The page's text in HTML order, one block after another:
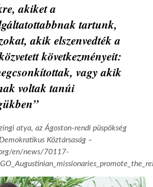
akiket a
tartunk,
akik elszenvedték a
következményeit:
vagy akik
voltak tanúi
atya, az Ágoston-rendi püspökség
Köztársaság –
en/news/70117-